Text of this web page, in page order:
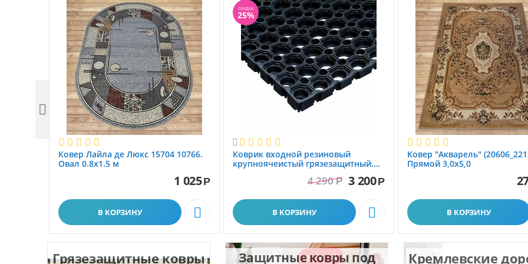
Ковер Лайла де Люкс 15704 10766.
Овал 0.8x1.5 м
1 025Р
В КОРЗИНУ 
СКИДКА
25%

Коврик вxодной резиновый
крупноячеистый грязезащитный.
4 290 Р 3 200Р
В КОРЗИНУ 
Ковер "Акварель"
Прямой 3,0х5,0
В КОРЗИНУ

Грязезащитные ковры Защитные ковры под Кремлевские